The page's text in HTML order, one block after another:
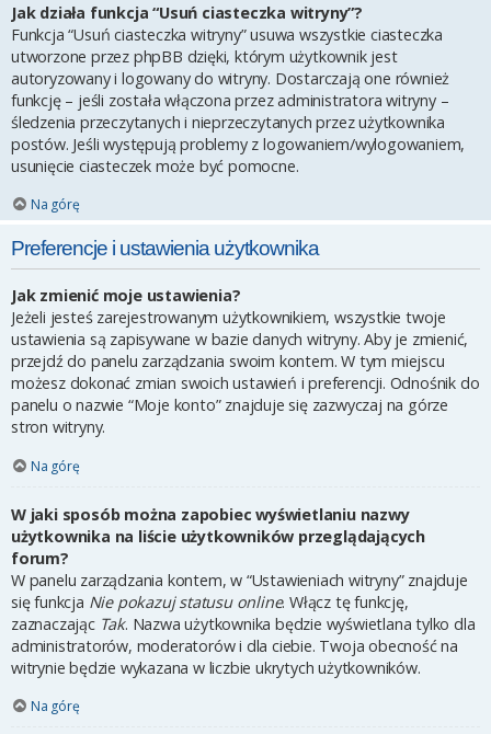
Jak działa funkcja “Usuń ciasteczka witryny”?
Funkcja “Usuń ciasteczka witryny” usuwa wszystkie ciasteczka
utworzone przez phpBB dzięki, którym użytkownik jest
autoryzowany i logowany do witryny. Dostarczają one również
funkcję – jeśli została włączona przez administratora witryny –
śledzenia przeczytanych i nieprzeczytanych przez użytkownika
postów. Jeśli występują problemy z logowaniem/wylogowaniem,
usunięcie ciasteczek może być pomocne.
Na górę
Preferencje i ustawienia użytkownika
Jak zmienić moje ustawienia?
Jeżeli jesteś zarejestrowanym użytkownikiem, wszystkie twoje
ustawienia są zapisywane w bazie danych witryny. Aby je zmienić,
przejdź do panelu zarządzania swoim kontem. W tym miejscu
możesz dokonać zmian swoich ustawień i preferencji. Odnośnik do
panelu o nazwie “Moje konto” znajduje się zazwyczaj na górze
stron witryny.
Na górę
W jaki sposób można zapobiec wyświetlaniu nazwy
użytkownika na liście użytkowników przeglądających
forum?
W panelu zarządzania kontem, w “Ustawieniach witryny” znajduje
się funkcja Nie pokazuj statusu online. Włącz tę funkcję,
zaznaczając Tak. Nazwa użytkownika będzie wyświetlana tylko dla
administratorów, moderatorów i dla ciebie. Twoja obecność na
witrynie będzie wykazana w liczbie ukrytych użytkowników.
Na górę